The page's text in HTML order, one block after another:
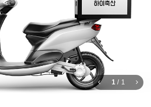
1 / 1